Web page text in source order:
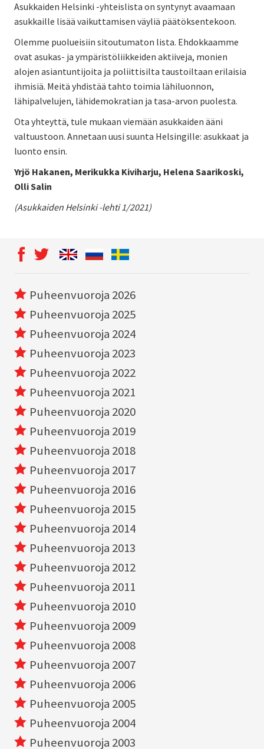
Asukkaiden Helsinki -yhteislista on syntynyt avaamaan
asukkaille lisää vaikuttamisen väyliä päätöksentekoon.
Olemme puolueisiin sitoutumaton lista. Ehdokkaamme
ovat asukas- ja ympäristöliikkeiden aktiiveja, monien
alojen asiantuntijoita ja poliittisilta taustoiltaan erilaisia
ihmisiä. Meitä yhdistää tahto toimia lähiluonnon,
lähipalvelujen, lähidemokratian ja tasa-arvon puolesta.
Ota yhteyttä, tule mukaan viemään asukkaiden ääni
valtuustoon. Annetaan uusi suunta Helsingille: asukkaat ja
luonto ensin.
Yrjö Hakanen, Merikukka Kiviharju, Helena Saarikoski,
Olli Salin
(Asukkaiden Helsinki -lehti 1/2021)
Puheenvuoroja 2026
Puheenvuoroja 2025
Puheenvuoroja 2024
Puheenvuoroja 2023
Puheenvuoroja 2022
Puheenvuoroja 2021
Puheenvuoroja 2020
Puheenvuoroja 2019
Puheenvuoroja 2018
Puheenvuoroja 2017
Puheenvuoroja 2016
Puheenvuoroja 2015
Puheenvuoroja 2014
Puheenvuoroja 2013
Puheenvuoroja 2012
Puheenvuoroja 2011
Puheenvuoroja 2010
Puheenvuoroja 2009
Puheenvuoroja 2008
Puheenvuoroja 2007
Puheenvuoroja 2006
Puheenvuoroja 2005
Puheenvuoroja 2004
Puheenvuoroja 2003